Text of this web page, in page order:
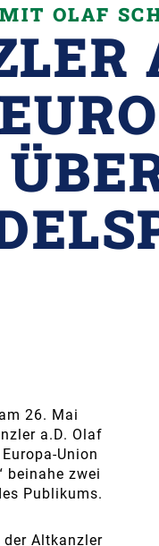
OLAF
26. Mai
a.D. Olaf
Union
beinahe zwei
Publikums.
der Altkanzler